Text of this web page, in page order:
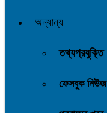
অন্যান্য
তথ্যপ্রযুক্তি
ফেসবুক নিউজ